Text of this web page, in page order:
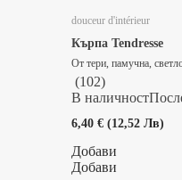
douceur d'intérieur
Кърпа Tendresse
От тери, памучна,
(102)
В наличност
6,40 € (12,52 Лв)
Добави
Добави